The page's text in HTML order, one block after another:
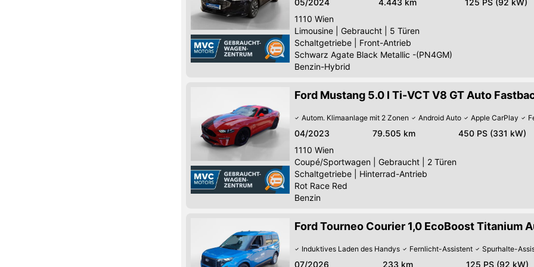
1110 Wien
Limousine
Gebraucht
5 Türen
Schaltgetriebe
Front-Antrieb
Schwarz Agate Black Metallic -(PN4GM)
Benzin-Hybrid
Ford Mustang 5.0 l Ti-VCT V8 GT Auto
Autom. Klimaanlage mit 2 Zonen Android Auto Apple CarPlay
04/2023 79.505 km 450 PS (331 kW)
1110 Wien
Coupé/Sportwagen
Gebraucht
2 Türen
Schaltgetriebe
Hinterrad-Antrieb
Rot Race Red
Benzin
Ford Tourneo Courier 1,0 EcoBoost Titanium
Induktives Laden des Handys Fernlicht-Assistent Spurhalte-
07/2026 233 km 125 PS (92 kW)